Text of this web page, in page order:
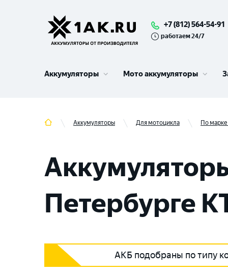
+7 (812) 564-54-91
работаем 24/7
Аккумуляторы Мото аккумуляторы
Аккумуляторы Для мотоцикла По
Петербурге
АКБ подобраны по типу